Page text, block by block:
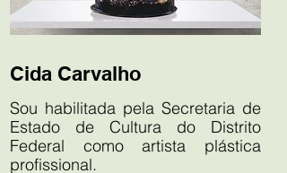
Cida Carvalho
Sou habilitada pela Secretaria de
Estado de Cultura do Distrito
Federal como artista plástica
profissional.